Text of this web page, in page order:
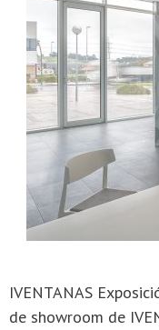
IVENTANAS
de showroom de